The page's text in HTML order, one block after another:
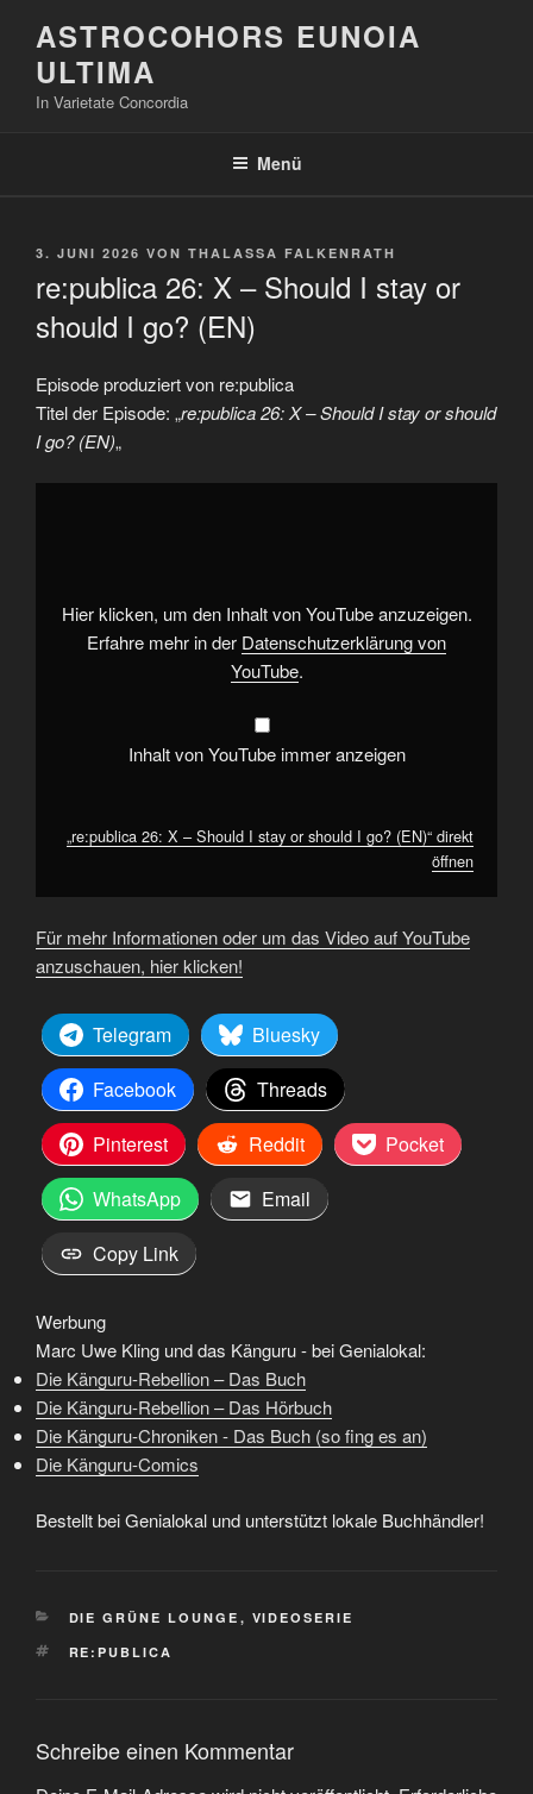
Inhalt
springen
ASTROCOHORS EUNOIA
ULTIMA
In Varietate Concordia
Menü
VERÖFFENTLICHT
3. JUNI 2026 VON THALASSA FALKENRATH
re:publica 26: X – Should I stay or
should I go? (EN)
Episode produziert von re:publica
Titel der Episode: „re:publica 26: X – Should I stay or should
I go? (EN)„
„re:publica
should
Hier klicken, um den Inhalt von YouTube anzuzeigen.
Erfahre mehr in der Datenschutzerklärung von
YouTube.
Inhalt von YouTube immer anzeigen
„re:publica 26: X – Should I stay or should I go? (EN)“ direkt
öffnen
Für mehr Informationen oder um das Video auf YouTube
anzuschauen, hier klicken!
Telegram
Bluesky
Facebook
Threads
Pinterest
Reddit
Pocket
WhatsApp
Email
Copy Link
Werbung
Marc Uwe Kling und das Känguru - bei Genialokal:
Die Känguru-Rebellion – Das Buch
Die Känguru-Rebellion – Das Hörbuch
Die Känguru-Chroniken - Das Buch (so fing es an)
Die Känguru-Comics
Bestellt bei Genialokal und unterstützt lokale Buchhändler!
KATEGORIEN
DIE GRÜNE LOUNGE , VIDEOSERIE
SCHLAGWÖRTER
RE:PUBLICA
Schreibe einen Kommentar